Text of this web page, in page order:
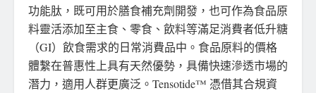
功能肽，既可用於膳食補充劑開發，也可作為食品原
料靈活添加至主食、零食、飲料等滿足消費者低升糖
（GI）飲食需求的日常消費品中。食品原料的價格
體繫在普惠性上具有天然優勢，具備快速滲透市場的
潛力，適用人群更廣泛。Tensotide™ 憑借其合規資